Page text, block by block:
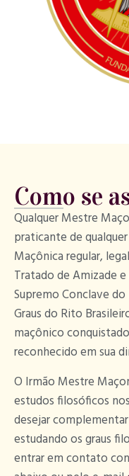
Como se
Qualquer Mestre
praticante de
Maçônica regular,
Tratado de Amizade
Supremo Conclave
Graus do Rito
maçônico
reconhecido em sua
O Irmão Mestre
estudos filosóficos
desejar
estudando os graus
entrar em contato